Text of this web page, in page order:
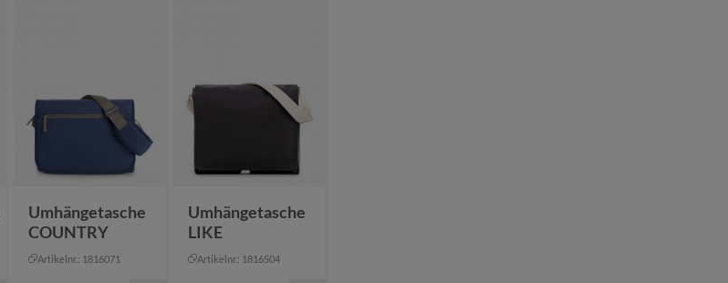
Umhängetasche
COUNTRY
Artikelnr.: 1816071
Umhängetasche
LIKE
Artikelnr.: 1816504